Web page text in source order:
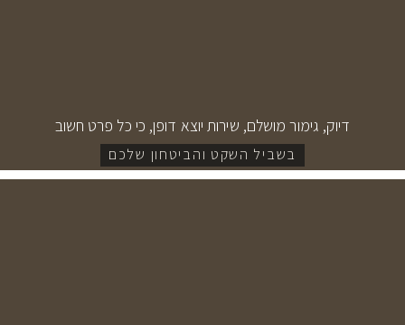
דיוק, גימור מושלם, שירות יוצא דופן, כי כל פרט חשוב
בשביל השקט והביטחון שלכם